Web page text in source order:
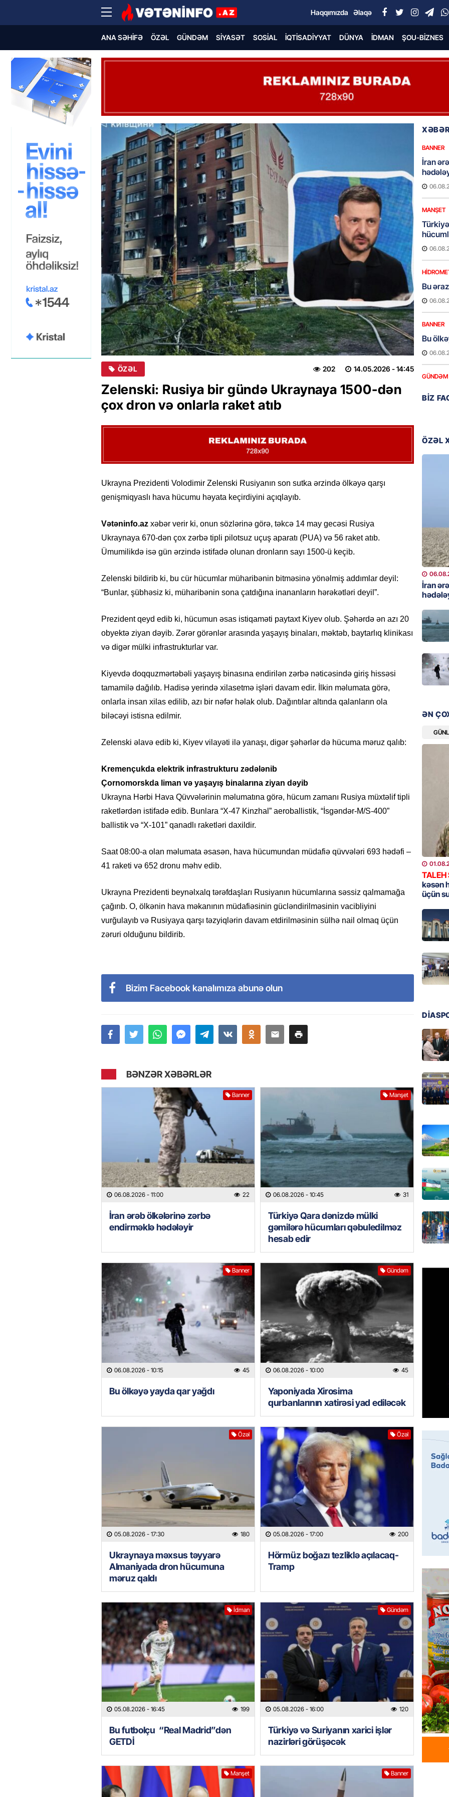
Haqqımızda Əlaqə
ANA SƏHIFƏ ÖZƏL GÜNDƏM SIYASƏT SOSIAL İQTISADIYYAT DÜNYA İDMAN ŞOU-BIZNES
ÖZƏL 14.05.2026 - 14:45
202
Zelenski: Rusiya bir gündə Ukraynaya 1500-dən
çox dron və onlarla raket atıb
Ukrayna Prezidenti Volodimir Zelenski Rusiyanın son sutka ərzində ölkəyə qarşı
genişmiqyaslı hava hücumu həyata keçirdiyini açıqlayıb.
Vətəninfo.az xəbər verir ki, onun sözlərinə görə, təkcə 14 may gecəsi Rusiya
Ukraynaya 670-dən çox zərbə tipli pilotsuz uçuş aparatı (PUA) və 56 raket atıb.
Ümumilikdə isə gün ərzində istifadə olunan dronların sayı 1500-ü keçib.
Zelenski bildirib ki, bu cür hücumlar müharibənin bitməsinə yönəlmiş addımlar deyil:
“Bunlar, şübhəsiz ki, müharibənin sona çatdığına inananların hərəkətləri deyil”.
Prezident qeyd edib ki, hücumun əsas istiqaməti paytaxt Kiyev olub. Şəhərdə ən azı 20
obyektə ziyan dəyib. Zərər görənlər arasında yaşayış binaları, məktəb, baytarlıq klinikası
və digər mülki infrastrukturlar var.
Kiyevdə doqquzmərtəbəli yaşayış binasına endirilən zərbə nəticəsində giriş hissəsi
tamamilə dağılıb. Hadisə yerində xilasetmə işləri davam edir. İlkin məlumata görə,
onlarla insan xilas edilib, azı bir nəfər həlak olub. Dağıntılar altında qalanların ola
biləcəyi istisna edilmir.
Zelenski əlavə edib ki, Kiyev vilayəti ilə yanaşı, digər şəhərlər də hücuma məruz qalıb:
Kremençukda elektrik infrastrukturu zədələnib
Çornomorskda liman və yaşayış binalarına ziyan dəyib
Ukrayna Hərbi Hava Qüvvələrinin məlumatına görə, hücum zamanı Rusiya müxtəlif tipli
raketlərdən istifadə edib. Bunlara “X-47 Kinzhal” aeroballistik, “İsgəndər-M/S-400”
ballistik və “X-101” qanadlı raketləri daxildir.
Saat 08:00-a olan məlumata əsasən, hava hücumundan müdafiə qüvvələri 693 hədəfi –
41 raketi və 652 dronu məhv edib.
Ukrayna Prezidenti beynəlxalq tərəfdaşları Rusiyanın hücumlarına səssiz qalmamağa
çağırıb. O, ölkənin hava məkanının müdafiəsinin gücləndirilməsinin vacibliyini
vurğulayıb və Rusiyaya qarşı təzyiqlərin davam etdirilməsinin sülhə nail olmaq üçün
zəruri olduğunu bildirib.
Bizim Facebook kanalımıza abunə olun
BƏNZƏR XƏBƏRLƏR
Banner
06.08.2026 - 11:00 22
İran ərəb ölkələrinə zərbə
endirməklə hədələyir
Manşet
06.08.2026 - 10:45 31
Türkiyə Qara dənizdə mülki
gəmilərə hücumları qəbuledilməz
hesab edir
Banner
06.08.2026 - 10:15 45
Bu ölkəyə yayda qar yağdı
Gündəm
06.08.2026 - 10:00 45
Yaponiyada Xirosima
qurbanlarının xatirəsi yad ediləcək
Özəl
05.08.2026 - 17:30 180
Ukraynaya məxsus təyyarə
Almaniyada dron hücumuna
məruz qaldı
Özəl
05.08.2026 - 17:00 200
Hörmüz boğazı tezliklə açılacaq-
Tramp
İdman
05.08.2026 - 16:45 199
Bu futbolçu “Real Madrid”dən
GETDİ
Gündəm
05.08.2026 - 16:00 120
Türkiyə və Suriyanın xarici işlər
nazirləri görüşəcək
Manşet Banner
BANNER
İran
MANŞET
Bu
BANNER
Bu
GÜNDƏM
GÜNDƏM
Çingiz
bərpa
İDMAN
Bu gün
klubu
ÖZƏL
qaldı
Evdən
İDMAN
Bu
DÜNYA
GÜNDƏM
HADISƏ
söydü,
BANNER
imza
REKLAM
üçün
ilə
GÜNDƏM
–
GÜNDƏM
MAAŞ,
GÜNDƏM
Sabah
BIZ
ÖZƏL
İran
ƏN
TALEH
kəsən
üçün